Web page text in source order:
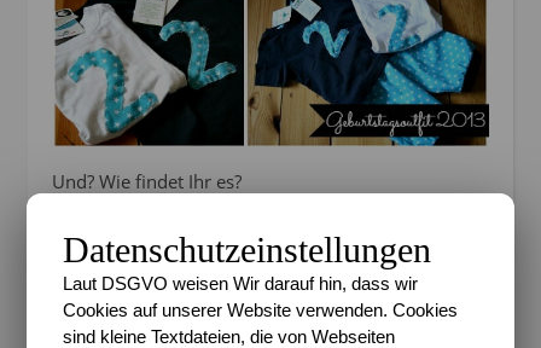
Und? Wie findet Ihr es?
Wer mehr über das Projekt und
meine eigene Listeerfahren
möchte, folge demKlick.
Datenschutzeinstellungen
Laut DSGVO weisen Wir darauf hin, dass wir
Cookies auf unserer Website verwenden. Cookies
sind kleine Textdateien, die von Webseiten